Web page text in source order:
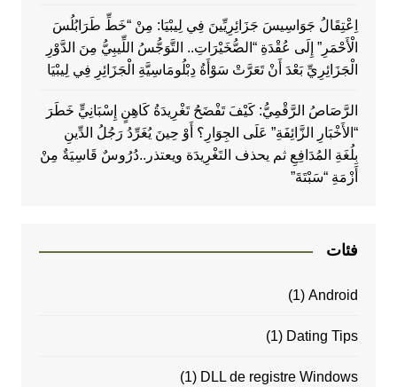
اِعْتِقَالُ جَوَاسِيسَ جَزَائِرِيِّينَ فِي لِيبْيَا: مِنْ “خَطِّ طَرَابُلُسَ
الْأَحْمَرِ” إِلَى عُقْدَةِ “الصُّخَيْرَاتِ.. التَّوَجُّسُ اللِّيبِيُّ مِنَ الدَّوْرِ
الْجَزَائِرِيِّ بَعْدَ أَنْ تَعَرَّتْ سَوْأَةُ دِبْلُومَاسِيَّةِ الْجَزَائِرِ فِي لِيبْيَا
الرَّصَاصُ الرَّقْمِيُّ: كَيْفَ تَفْضَحُ تَغْرِيدَةُ كَاهِنٍ إِسْبَانِيٍّ خَطَرَ
“الأَخْبَارِ الزَّائِفَةِ” عَلَى الجِوَارِ؟ أَوْ حِينَ يُغَرِّدُ رَجُلُ الدِّينِ
بِلُغَةِ المُدَافِعِ ثم يحذف التَغْرِيدَة ويعتذر..دُرُوسٌ قَاسِيَةٌ مِنْ
أَزْمَةِ “سَبْتَةَ”
فئات
Android
(1)
Dating Tips
(1)
DLL de registre Windows
(1)